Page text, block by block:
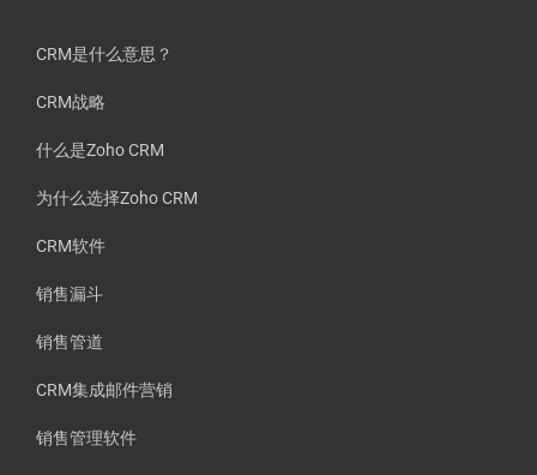
CRM是什么意思？
CRM战略
什么是Zoho CRM
为什么选择Zoho CRM
CRM软件
销售漏斗
销售管道
CRM集成邮件营销
销售管理软件